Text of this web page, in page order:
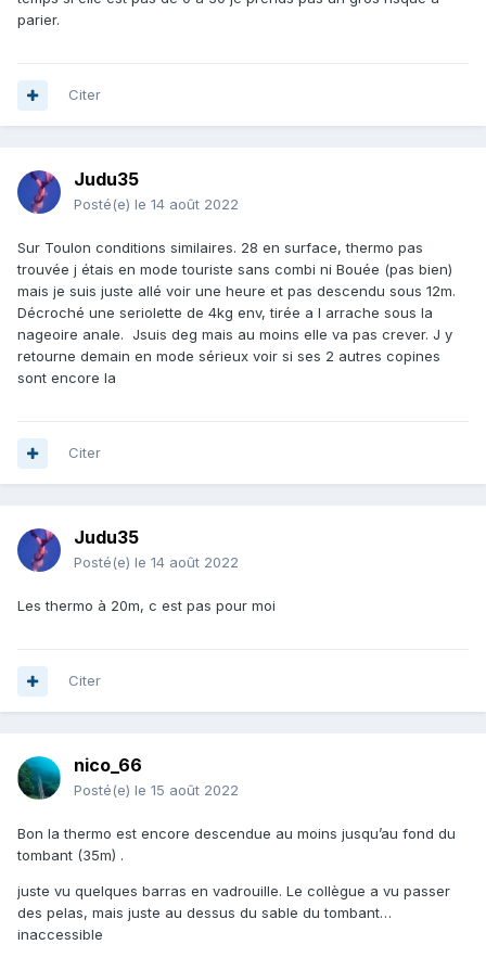
parier.
Citer
Judu35
Posté(e) le 14 août 2022
Sur Toulon conditions similaires. 28 en surface, thermo pas
trouvée j étais en mode touriste sans combi ni Bouée (pas bien)
mais je suis juste allé voir une heure et pas descendu sous 12m.
Décroché une seriolette de 4kg env, tirée a l arrache sous la
nageoire anale. Jsuis deg mais au moins elle va pas crever. J y
retourne demain en mode sérieux voir si ses 2 autres copines
sont encore la
Citer
Judu35
Posté(e) le 14 août 2022
Les thermo à 20m, c est pas pour moi
Citer
nico_66
Posté(e) le 15 août 2022
Bon la thermo est encore descendue au moins jusqu’au fond du
tombant (35m) .
juste vu quelques barras en vadrouille. Le collègue a vu passer
des pelas, mais juste au dessus du sable du tombant…
inaccessible